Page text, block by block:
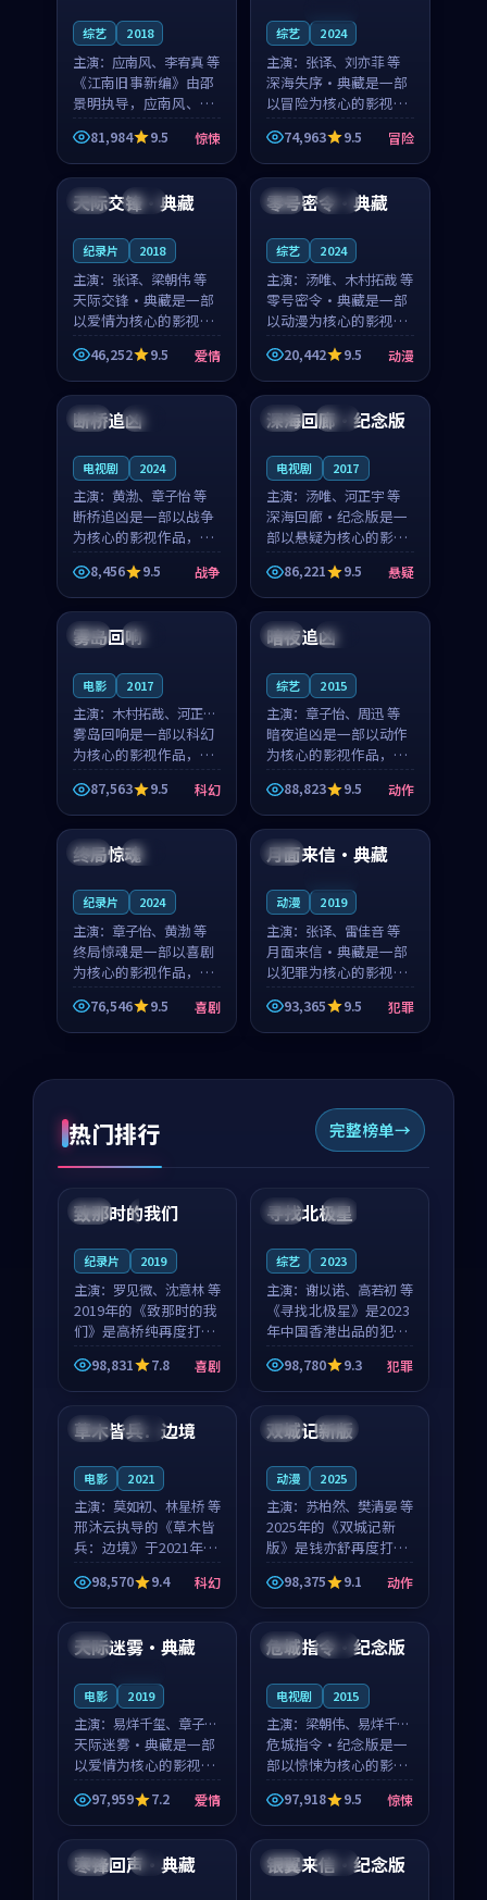
综艺 2018
主演： 应南风、李宥真 等
《江南旧事新编》由邵
景明执导，应南风、李
宥真领衔主演，是一部
2018年上映的日本惊悚
综艺。影片以邻里温情
遇到告别都浸着真实
81,984 9.5 惊悚
综艺 2024
主演： 张译、刘亦菲 等
深海失序·典藏是一部
以冒险为核心的影视作
品，围绕危机、反转与
人物成长展开，整体节
奏紧凑，值得推荐观
74,963 9.5 冒险
泰国 高分
天际交锋·典藏
纪录片 2018
主演： 张译、梁朝伟 等
天际交锋·典藏是一部
以爱情为核心的影视作
品，围绕危机、反转与
人物成长展开，整体节
奏紧凑，值得推荐观
46,252 9.5 爱情
中国 杜比
零号密令·典藏
综艺 2024
主演： 汤唯、木村拓哉 等
零号密令·典藏是一部
以动漫为核心的影视作
品，围绕危机、反转与
人物成长展开，整体节
奏紧凑，值得推荐观
20,442 9.5 动漫
英国 院线
断桥追凶
电视剧 2024
主演： 黄渤、章子怡 等
断桥追凶是一部以战争
为核心的影视作品，围
绕危机、反转与人物成
长展开，整体节奏紧
凑，值得推荐观看。
8,456 9.5 战争
韩国 完结
深海回廊·纪念版
电视剧 2017
主演： 汤唯、河正宇 等
深海回廊·纪念版是一
部以悬疑为核心的影视
作品，围绕危机、反转
与人物成长展开，整体
节奏紧凑，值得推荐观
看。
86,221 9.5 悬疑
日本 杜比
雾岛回响
电影 2017
主演： 木村拓哉、河正宇
等
雾岛回响是一部以科幻
为核心的影视作品，围
绕危机、反转与人物成
长展开，整体节奏紧
凑，值得推荐观看。
87,563 9.5 科幻
泰国 杜比
暗夜追凶
综艺 2015
主演： 章子怡、周迅 等
暗夜追凶是一部以动作
为核心的影视作品，围
绕危机、反转与人物成
长展开，整体节奏紧
凑，值得推荐观看。
88,823 9.5 动作
英国 完结
终局惊魂
纪录片 2024
主演： 章子怡、黄渤 等
终局惊魂是一部以喜剧
为核心的影视作品，围
绕危机、反转与人物成
长展开，整体节奏紧
凑，值得推荐观看。
76,546 9.5 喜剧
美国
月面来信·典藏
动漫 2019
主演： 张译、雷佳音 等
月面来信·典藏是一部
以犯罪为核心的影视作
品，围绕危机、反转与
人物成长展开，整体节
奏紧凑，值得推荐观
93,365 9.5 犯罪
热门排行 完整榜单
中国 4K
99:22
致那时的我们
纪录片 2019
主演： 罗见微、沈意林 等
2019年的《致那时的我
们》是高桥纯再度打磨
的喜剧佳作。中国大陆
的取景与都市寓言的氛
围相互成就，罗见微与
沈意林的对手戏自然克
制，让整部影片在悬
98,831 7.8 喜剧
中国 4K
99:18
寻找北极星
综艺 2023
主演： 谢以诺、高若初 等
《寻找北极星》是2023
年中国香港出品的犯罪
新作，主创团队希望用
公路冒险的故事让观众
停下来想一想。谢以诺
领衔，高若初担任重要
角色，戚南柯的叙事
98,780 9.3 犯罪
泰国 独播
草木皆兵：边境
电影 2021
主演： 莫如初、林星桥 等
邢沐云执导的《草木皆
兵：边境》于2021年面
世，泰国的城市气质与
校园青春的人物心境共
同构筑了影片基调。莫
如初、林星桥用细腻的
表演撑起整部科幻电
98,570 9.4 科幻
中国 独播
双城记新版
动漫 2025
主演： 苏柏然、樊清晏 等
2025年的《双城记新
版》是钱亦舒再度打磨
的动作佳作。中国大陆
的取景与沙漠探险的氛
围相互成就，苏柏然与
樊清晏的对手戏自然克
制，让整部影片在悬念
98,375 9.1 动作
中国
天际迷雾·典藏
电影 2019
主演： 易烊千玺、章子怡
等
天际迷雾·典藏是一部
以爱情为核心的影视作
品，围绕危机、反转与
人物成长展开，整体节
奏紧凑，值得推荐观
看。
97,959 7.2 爱情
中国 杜比
危城指令·纪念版
电视剧 2015
主演： 梁朝伟、易烊千玺
等
危城指令·纪念版是一
部以惊悚为核心的影视
作品，围绕危机、反转
与人物成长展开，整体
节奏紧凑，值得推荐观
看。
97,918 9.5 惊悚
美国 4K
寒锋回声·典藏 英国 热播
银翼来信·纪念版